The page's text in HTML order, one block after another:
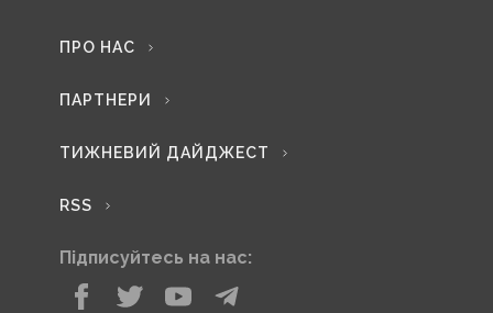
ПРО НАС
ПАРТНЕРИ
ТИЖНЕВИЙ ДАЙДЖЕСТ
RSS
Підписуйтесь на нас: